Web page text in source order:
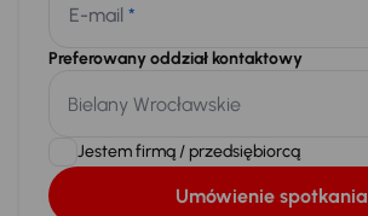
E-mail *
Preferowany oddział kontaktowy
Jestem firmą / przedsiębiorcą
Umówienie spotkania